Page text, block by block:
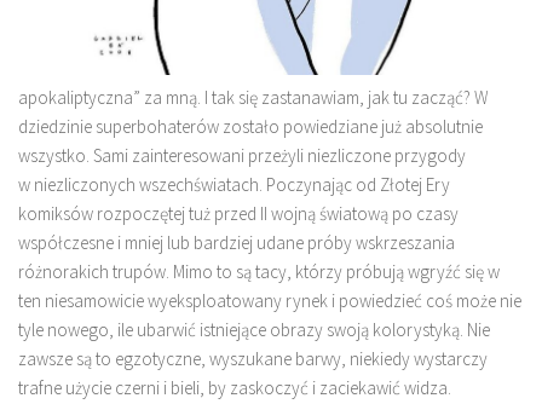
apokaliptyczna” za mną. I tak się zastanawiam, jak tu zacząć? W
dziedzinie superbohaterów zostało powiedziane już absolutnie
wszystko. Sami zainteresowani przeżyli niezliczone przygody
w niezliczonych wszechświatach. Poczynając od Złotej Ery
komiksów rozpoczętej tuż przed II wojną światową po czasy
współczesne i mniej lub bardziej udane próby wskrzeszania
różnorakich trupów. Mimo to są tacy, którzy próbują wgryźć się w
ten niesamowicie wyeksploatowany rynek i powiedzieć coś może nie
tyle nowego, ile ubarwić istniejące obrazy swoją kolorystyką. Nie
zawsze są to egzotyczne, wyszukane barwy, niekiedy wystarczy
trafne użycie czerni i bieli, by zaskoczyć i zaciekawić widza.